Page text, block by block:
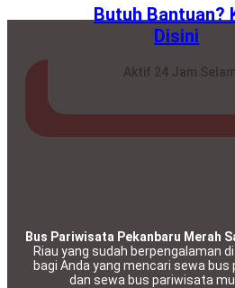
Butuh Bantuan?
Disini
Aktif 24 Jam
Bus Pariwisata Pekanbaru Merah
Riau yang sudah berpengalaman
bagi Anda yang mencari sewa
dan sewa bus pariwisata